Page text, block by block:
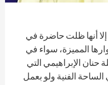
إلا أنها ظلت حاضرة في
المميزة، سواء في
حنان الإبراهيمي التي
الفنية ولو بعمل